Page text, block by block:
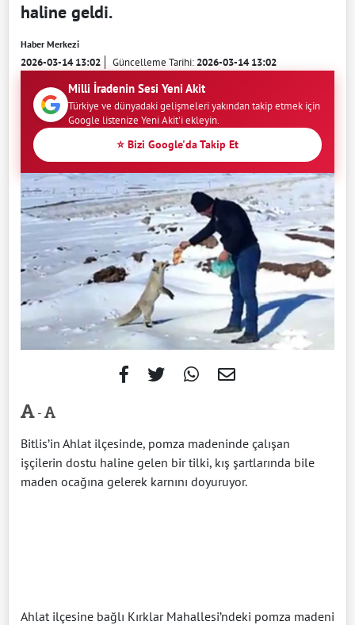
haline geldi.
Haber Merkezi
2026-03-14 13:02 Güncelleme Tarihi:2026-03-14 13:02
Milli İradenin Sesi Yeni Akit
Türkiye ve dünyadaki gelişmeleri yakından takip etmek için
Google listenize Yeni Akit'i ekleyin.
⭐ Bizi Google'da Takip Et
-
Bitlis’in Ahlat ilçesinde, pomza madeninde çalışan
işçilerin dostu haline gelen bir tilki, kış şartlarında bile
maden ocağına gelerek karnını doyuruyor.
Ahlat ilçesine bağlı Kırklar Mahallesi’ndeki pomza madeni